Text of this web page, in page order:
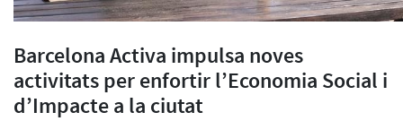
Barcelona Activa impulsa noves
activitats per enfortir l’Economia Social i
d’Impacte a la ciutat